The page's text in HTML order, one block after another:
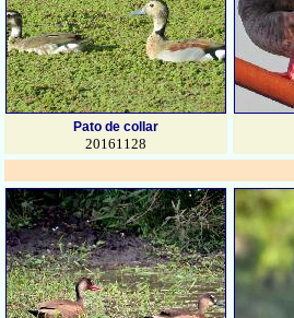
Pato de collar
20161128